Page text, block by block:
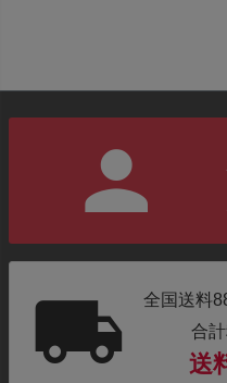
全国送料
合
送